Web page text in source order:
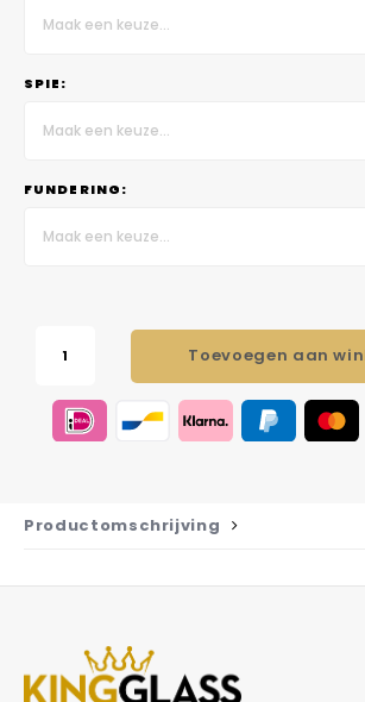
Maak een keuze...
SPIE:
Maak een keuze...
FUNDERING:
Maak een keuze...
Toevoegen aan
Productomschrijving